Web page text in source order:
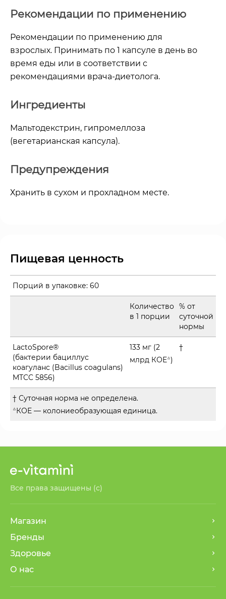
Рекомендации по применению
Рекомендации по применению для
взрослых. Принимать по 1 капсуле в день во
время еды или в соответствии с
рекомендациями врача-диетолога.
Ингредиенты
Мальтодекстрин, гипромеллоза
(вегетарианская капсула).
Предупреждения
Хранить в сухом и прохладном месте.
Пищевая ценность
Порций в упаковке: 60
Количество
в 1 порции
% от
суточной
нормы
LactoSpore®
(бактерии бациллус
коагуланс (Bacillus coagulans)
MTCC 5856)
133 мг (2
млрд КОЕ△)
†
† Суточная норма не определена.
△КОЕ — колониеобразующая единица.
Все права защищены (с)
Магазин
Бренды
Здоровье
О нас